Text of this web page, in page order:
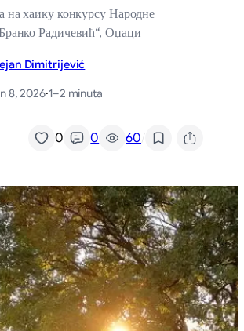
на хаику конкурсу Народне
Радичевић“, Оџаци
Dimitrijević
8, 2026·1–2 minuta
0 0 60/